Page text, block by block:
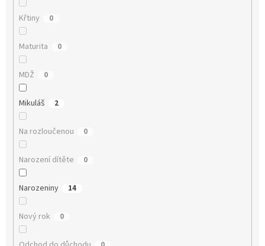
Křtiny 0
Maturita 0
MDŽ 0
Mikuláš 2
Na rozloučenou 0
Narození dítěte 0
Narozeniny 14
Nový rok 0